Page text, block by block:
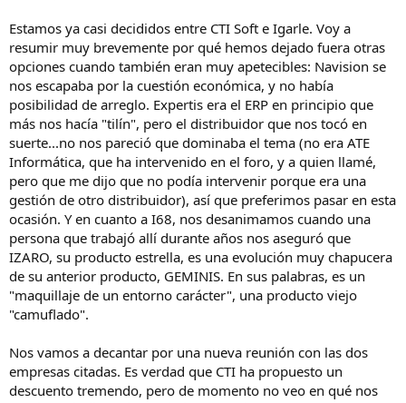
Estamos ya casi decididos entre CTI Soft e Igarle. Voy a
resumir muy brevemente por qué hemos dejado fuera otras
opciones cuando también eran muy apetecibles: Navision se
nos escapaba por la cuestión económica, y no había
posibilidad de arreglo. Expertis era el ERP en principio que
más nos hacía "tilín", pero el distribuidor que nos tocó en
suerte...no nos pareció que dominaba el tema (no era ATE
Informática, que ha intervenido en el foro, y a quien llamé,
pero que me dijo que no podía intervenir porque era una
gestión de otro distribuidor), así que preferimos pasar en esta
ocasión. Y en cuanto a I68, nos desanimamos cuando una
persona que trabajó allí durante años nos aseguró que
IZARO, su producto estrella, es una evolución muy chapucera
de su anterior producto, GEMINIS. En sus palabras, es un
"maquillaje de un entorno carácter", una producto viejo
"camuflado".
Nos vamos a decantar por una nueva reunión con las dos
empresas citadas. Es verdad que CTI ha propuesto un
descuento tremendo, pero de momento no veo en qué nos